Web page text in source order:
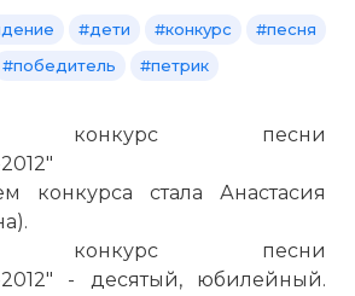
#дети #конкурс
#песня
#победитель #петрик
конкурс песни
конкурса стала Анастасия
конкурс песни
- десятый, юбилейный.